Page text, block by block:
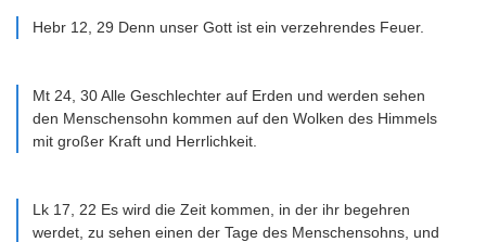
Hebr 12, 29 Denn unser Gott ist ein verzehrendes Feuer.
Mt 24, 30 Alle Geschlechter auf Erden und werden sehen
den Menschensohn kommen auf den Wolken des Himmels
mit großer Kraft und Herrlichkeit.
Lk 17, 22 Es wird die Zeit kommen, in der ihr begehren
werdet, zu sehen einen der Tage des Menschensohns, und